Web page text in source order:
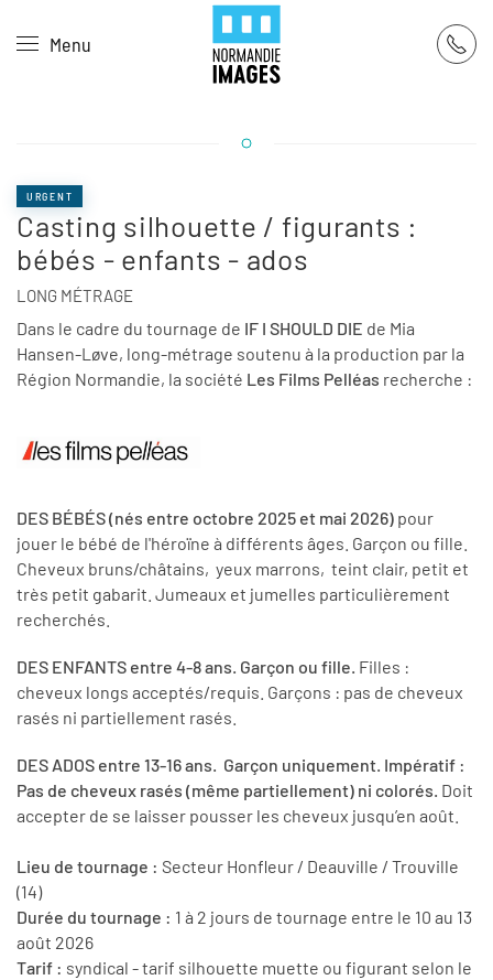
Skip to main content
Menu
URGENT
Casting silhouette / figurants :
bébés - enfants - ados
LONG MÉTRAGE
Dans le cadre du tournage de IF I SHOULD DIE de Mia
Hansen-Løve, long-métrage soutenu à la production par la
Région Normandie, la société Les Films Pelléas recherche :
DES BÉBÉS (nés entre octobre 2025 et mai 2026) pour
jouer le bébé de l'héroïne à différents âges. Garçon ou fille.
Cheveux bruns/châtains, yeux marrons, teint clair, petit et
très petit gabarit. Jumeaux et jumelles particulièrement
recherchés.
DES ENFANTS entre 4-8 ans. Garçon ou fille. Filles :
cheveux longs acceptés/requis. Garçons : pas de cheveux
rasés ni partiellement rasés.
DES ADOS entre 13-16 ans. Garçon uniquement. Impératif :
Pas de cheveux rasés (même partiellement) ni colorés. Doit
accepter de se laisser pousser les cheveux jusqu’en août.
Lieu de tournage : Secteur Honfleur / Deauville / Trouville
(14)
Durée du tournage : 1 à 2 jours de tournage entre le 10 au 13
août 2026
Tarif : syndical - tarif silhouette muette ou figurant selon le
Panneau de gestion des cookies